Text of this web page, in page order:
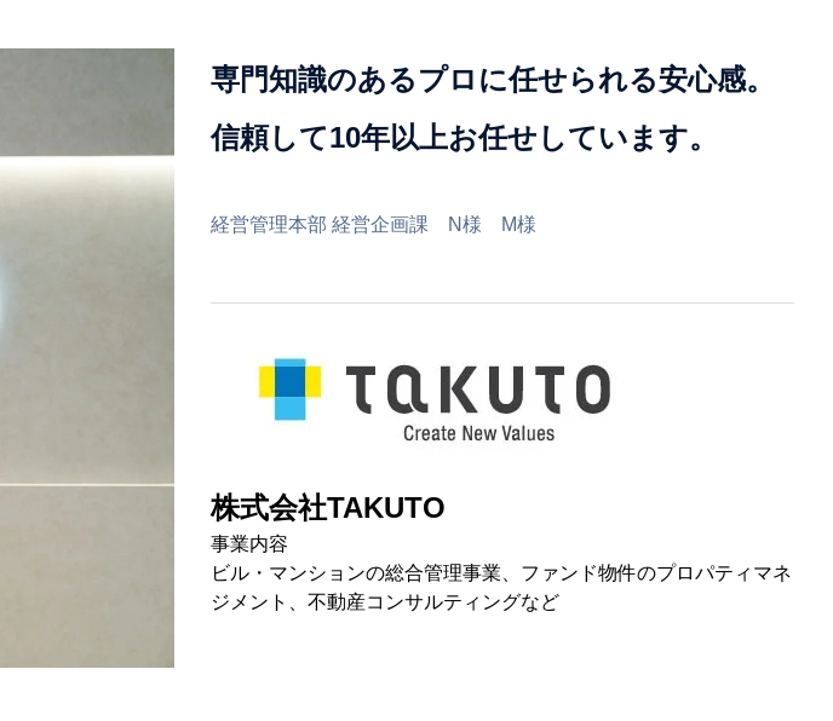
専門知識のあるプロに任せられる安心感。
信頼して10年以上お任せしています。
経営管理本部 経営企画課 N様 M様
株式会社TAKUTO
事業内容
ビル・マンションの総合管理事業、ファンド物件のプロパティマネ
ジメント、不動産コンサルティングなど